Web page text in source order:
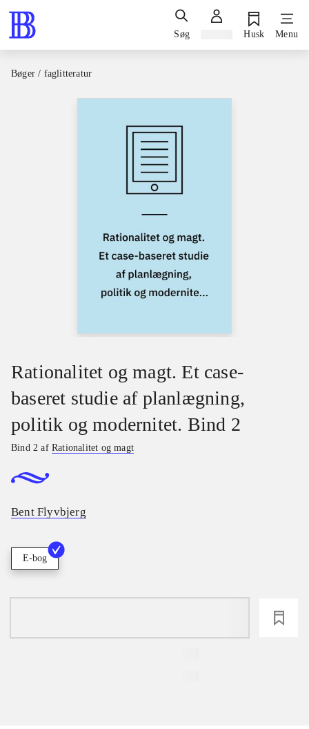
Søg Husk Menu
Bøger / faglitteratur
Rationalitet og magt. Et case-
baseret studie af planlægning,
politik og modernitet. Bind 2
Bind 2 afRationalitet og magt
Bent Flyvbjerg
E-bog